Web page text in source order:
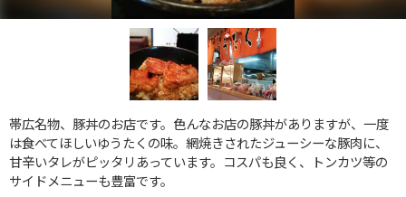
帯広名物、豚丼のお店です。色んなお店の豚丼がありますが、一度
は食べてほしいゆうたくの味。網焼きされたジューシーな豚肉に、
甘辛いタレがピッタリあっています。コスパも良く、トンカツ等の
サイドメニューも豊富です。